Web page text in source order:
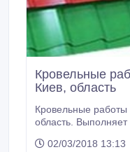
Кровельные
Киев, область
Кровельные работы
область.
черепица, Рууки, ТПК, Арсенал, Прушинский,
02/03/2018 13:13